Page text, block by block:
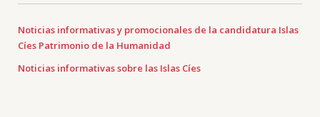
Noticias informativas y promocionales de la candidatura Islas
Cíes Patrimonio de la Humanidad
Noticias informativas sobre las Islas Cíes